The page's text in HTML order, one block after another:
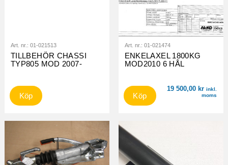
Art. nr.: 01-021513
TILLBEHÖR CHASSI
TYP805 MOD 2007-
Köp
Art. nr.: 01-021474
ENKELAXEL 1800KG
MOD2010 6 HÅL
19 500,00 kr inkl.
moms
Köp